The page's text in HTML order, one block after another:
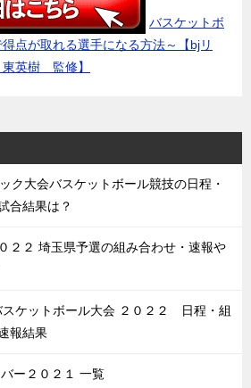
バスケットボ
点が取れる選手になる方法～【bjリ
英樹 監修】
ク大会バスケットボール競技の日程・
合結果は？
２２ 埼玉県予選の組み合わせ・速報や
ケットボール大会 ２０２２ 日程・組
報結果
ー２０２１ 一覧